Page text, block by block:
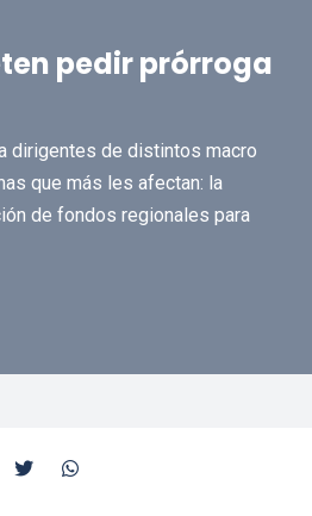
pedir prórroga
dirigentes de distintos macro
que más les afectan: la
de fondos regionales para